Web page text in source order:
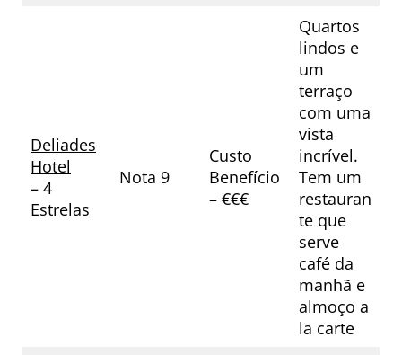
Deliades
Hotel
– 4
Estrelas
Nota 9
Custo
Benefício
– €€€
Quartos
lindos e
um
terraço
com uma
vista
incrível.
Tem um
restauran
te que
serve
café da
manhã e
almoço a
la carte